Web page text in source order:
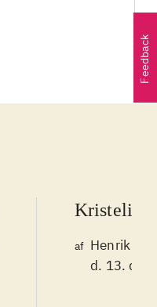
Kristeligt
af Henrik
d. 13.
Feedback